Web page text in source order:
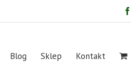
Blog Sklep Kontakt